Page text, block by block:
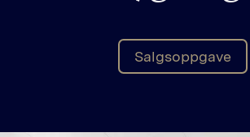
Finn megler
Salgsoppgave